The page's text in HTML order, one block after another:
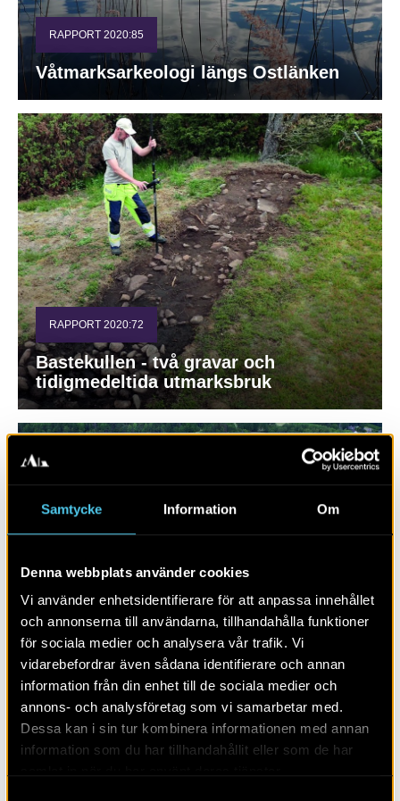
Samtycke Information Om
Denna webbplats använder cookies
Vi använder enhetsidentifierare för att anpassa innehållet
och annonserna till användarna, tillhandahålla funktioner
för sociala medier och analysera vår trafik. Vi
vidarebefordrar även sådana identifierare och annan
information från din enhet till de sociala medier och
annons- och analysföretag som vi samarbetar med.
Dessa kan i sin tur kombinera informationen med annan
information som du har tillhandahållit eller som de har
RAPPORT 2020:85
Våtmarksarkeologi längs Ostlänken
RAPPORT 2020:72
Bastekullen - två gravar och
tidigmedeltida utmarksbruk
Gårdslämningar i nordvästra Skälby